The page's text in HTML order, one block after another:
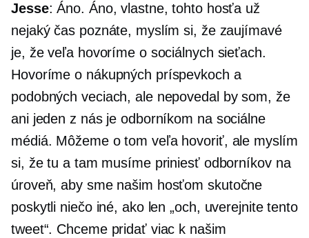
Jesse: Áno. Áno, vlastne, tohto hosťa už
nejaký čas poznáte, myslím si, že zaujímavé
je, že veľa hovoríme o sociálnych sieťach.
Hovoríme o nákupných príspevkoch a
podobných veciach, ale nepovedal by som, že
ani jeden z nás je odborníkom na sociálne
médiá. Môžeme o tom veľa hovoriť, ale myslím
si, že tu a tam musíme priniesť odborníkov na
úroveň, aby sme našim hosťom skutočne
poskytli niečo iné, ako len „och, uverejnite tento
tweet“. Chceme pridať viac k našim